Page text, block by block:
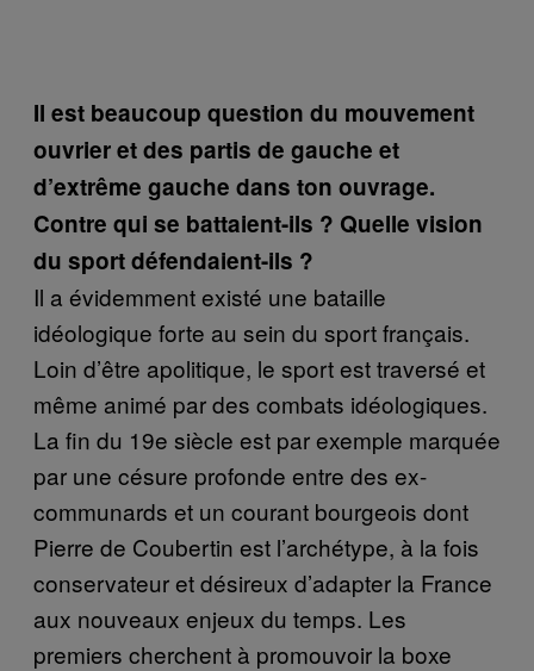
Il est beaucoup question du mouvement
ouvrier et des partis de gauche et
d’extrême gauche dans ton ouvrage.
Contre qui se battaient-ils ? Quelle vision
du sport défendaient-ils ?
Il a évidemment existé une bataille
idéologique forte au sein du sport français.
Loin d’être apolitique, le sport est traversé et
même animé par des combats idéologiques.
La fin du 19e siècle est par exemple marquée
par une césure profonde entre des ex-
communards et un courant bourgeois dont
Pierre de Coubertin est l’archétype, à la fois
conservateur et désireux d’adapter la France
aux nouveaux enjeux du temps. Les
premiers cherchent à promouvoir la boxe